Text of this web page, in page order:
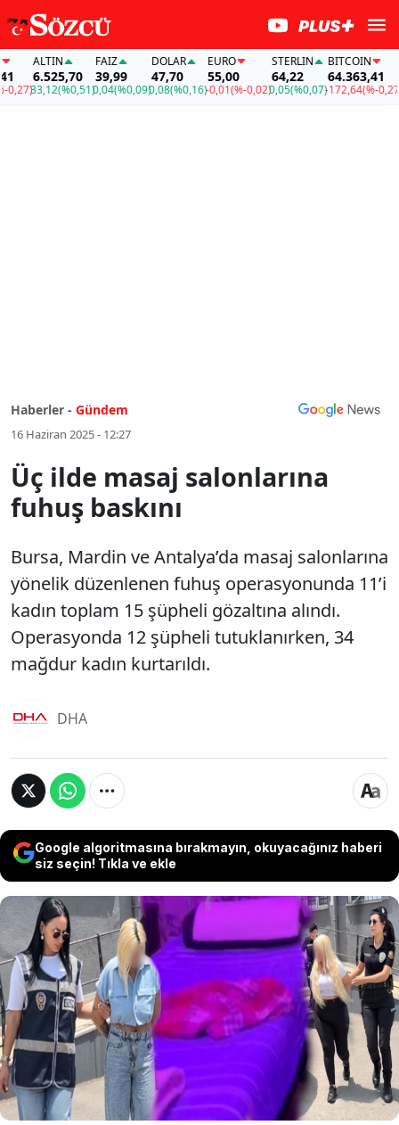
ALTIN
6.525,70
33,12(%0,51)
FAİZ
39,99
0,04(%0,09)
DOLAR
47,70
0,08(%0,16)
EURO
55,00
-0,01(%-0,02)
STERLIN
64,22
0,05(%0,07)
BITCOIN
64.363,41
-172,64(%-0,27)
Haberler - Gündem
16 Haziran 2025 - 12:27
Üç ilde masaj salonlarına
fuhuş baskını
Bursa, Mardin ve Antalya’da masaj salonlarına
yönelik düzenlenen fuhuş operasyonunda 11’i
kadın toplam 15 şüpheli gözaltına alındı.
Operasyonda 12 şüpheli tutuklanırken, 34
mağdur kadın kurtarıldı.
DHA
Google algoritmasına bırakmayın, okuyacağınız haberi
siz seçin! Tıkla ve ekle
Bursa, Mardin ve Antalya’da masaj
salonlarına yönelik düzenlenen fuhuş
operasyonunda 11’i kadın toplam 15 şüpheli
gözaltına alındı. Operasyonda 12 şüpheli
tutuklanırken, 34 mağdur kadın kurtarıldı.